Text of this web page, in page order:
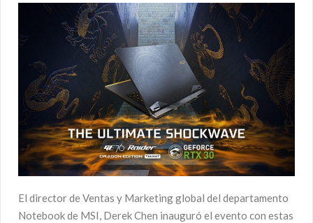
El director de Ventas y Marketing global del departamento
Notebook de MSI, Derek Chen inauguró el evento con estas